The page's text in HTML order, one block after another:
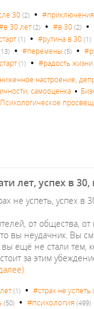
30(2) •#приключения
30 лет(2) •#в 30 (2) •
(1) •#рутина в 30 (1)
•#перемены (5) •
(1) •#радость жизни
настроение,
самооценка •
Психологическое
лет, успех в
не успеть, успех в
от общества, от
вы неудачник. Вы
вы ещё не стали
за этим
(1) •#страх не успеть
(50) •#психология (499)